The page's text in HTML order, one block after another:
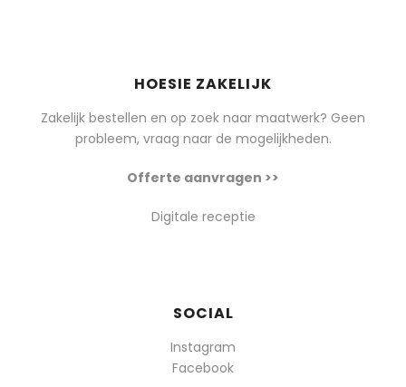
HOESIE ZAKELIJK
Zakelijk bestellen en op zoek naar maatwerk? Geen
probleem, vraag naar de mogelijkheden.
Offerte aanvragen >>
Digitale receptie
SOCIAL
Instagram
Facebook